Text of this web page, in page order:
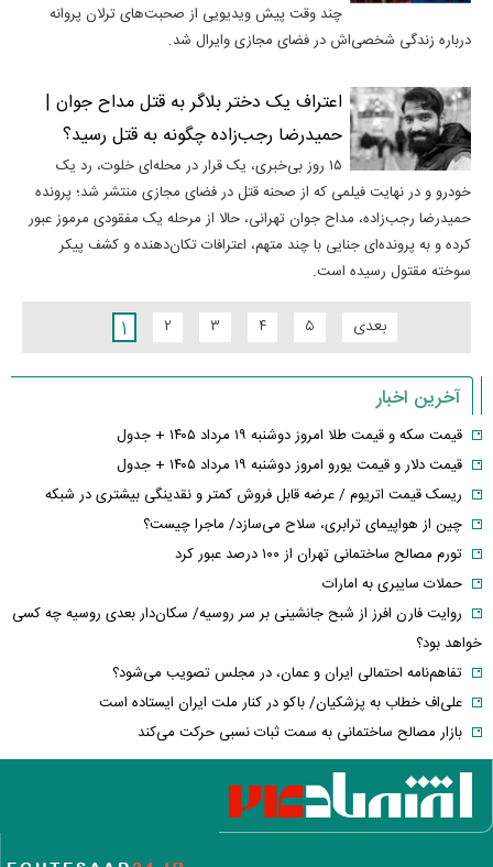
چند وقت پیش ویدیویی از صحبت‌های ترلان پروانه
درباره زندگی شخصی‌اش در فضای مجازی وایرال شد.
اعتراف یک دختر بلاگر به قتل مداح جوان |
حمیدرضا رجب‌زاده چگونه به قتل رسید؟
۱۵ روز بی‌خبری، یک قرار در محله‌ای خلوت، رد یک
خودرو و در نهایت فیلمی که از صحنه قتل در فضای مجازی منتشر شد؛ پرونده
حمیدرضا رجب‌زاده، مداح جوان تهرانی، حالا از مرحله یک مفقودی مرموز عبور
کرده و به پرونده‌ای جنایی با چند متهم، اعترافات تکان‌دهنده و کشف پیکر
سوخته مقتول رسیده است.
۱ ۲ ۳ ۴ ۵ بعدی
آخرین اخبار
قیمت سکه و قیمت طلا امروز دوشنبه ۱۹ مرداد ۱۴۰۵ + جدول
قیمت دلار و قیمت یورو امروز دوشنبه ۱۹ مرداد ۱۴۰۵ + جدول
ریسک قیمت اتریوم / عرضه قابل فروش کمتر و نقدینگی بیشتری در شبکه
چین از هواپیمای ترابری، سلاح می‌سازد/ ماجرا چیست؟
تورم مصالح ساختمانی تهران از ۱۰۰ درصد عبور کرد
حملات سایبری به امارات
روایت فارن افرز از شبح جانشینی بر سر روسیه/ سکان‌دار بعدی روسیه چه کسی
خواهد بود؟
تفاهم‌نامه احتمالی ایران و عمان، در مجلس تصویب می‌شود؟
علی‌اف خطاب به پزشکیان/ باکو در کنار ملت ایران ایستاده است
بازار مصالح ساختمانی به سمت ثبات نسبی حرکت می‌کند